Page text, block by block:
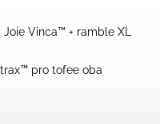
Vinca™ + ramble XL
pro tofee oba